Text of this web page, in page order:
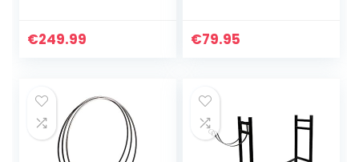
brandhoutopslag
€249.99
buiten,
€79.95